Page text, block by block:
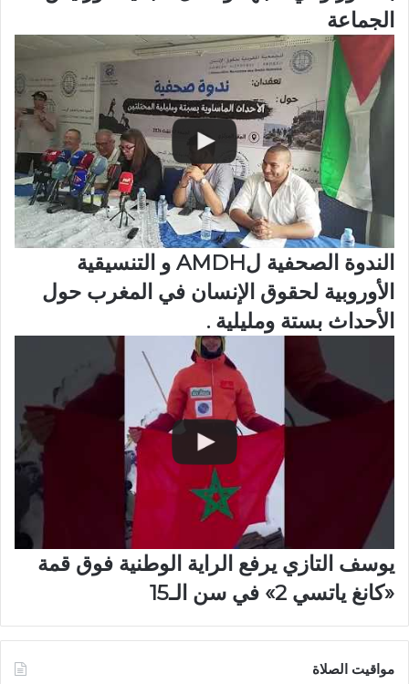
الجماعة
الندوة الصحفية لAMDH و التنسيقية
الأوروبية لحقوق الإنسان في المغرب حول
الأحداث بستة ومليلية .
يوسف التازي يرفع الراية الوطنية فوق قمة
«كانغ ياتسي 2» في سن الـ15
مواقيت الصلاة